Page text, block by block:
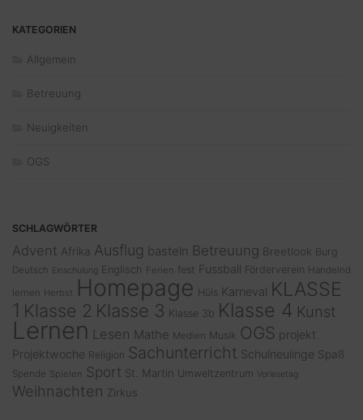
KATEGORIEN
Allgemein
Betreuung
Neuigkeiten
OGS
SCHLAGWÖRTER
Advent Afrika Ausflug basteln Betreuung Breetlook Burg
Deutsch Einschulung Englisch Ferien fest Fussball Förderverein
Handelnd
lernen Herbst Homepage Hüls Karneval KLASSE
1 Klasse 2 Klasse 3 Klasse 3b Klasse 4 Kunst
Lernen Lesen Mathe Medien Musik OGS projekt
Projektwoche Religion Sachunterricht Schulneulinge Spaß
Spende Spielen Sport St. Martin Umweltzentrum Vorlesetag
Weihnachten Zirkus